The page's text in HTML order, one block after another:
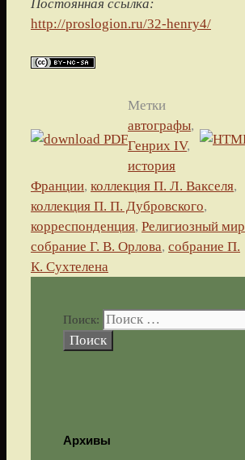
Постоянная ссылка:
http://proslogion.ru/32-henry4/
Метки
автографы,
Генрих IV,
история
Франции, коллекция П. Л. Вакселя,
коллекция П. П. Дубровского,
корреспонденция, Религиозный мир
собрание Г. В. Орлова, собрание П.
К. Сухтелена
Поиск:
Архивы